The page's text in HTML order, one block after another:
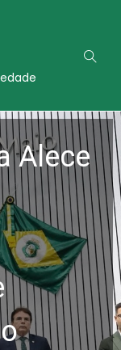
Alece